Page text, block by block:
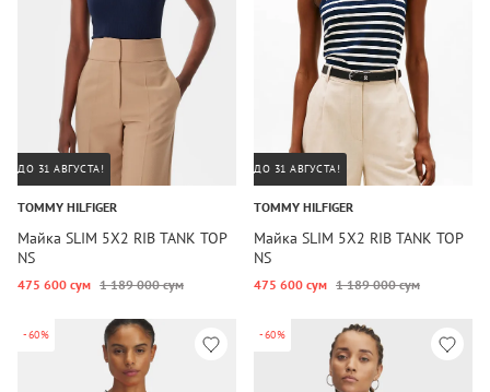
ДО 31 АВГУСТА!
TOMMY HILFIGER
Майка SLIM 5X2 RIB TANK TOP
NS
475 600 сум 1 189 000 сум
ДО 31 АВГУСТА!
TOMMY HILFIGER
Майка SLIM 5X2 RIB TANK TOP
NS
475 600 сум 1 189 000 сум
-60% -60%